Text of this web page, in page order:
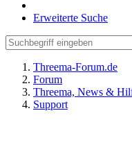
Erweiterte Suche
Threema-Forum.de
Forum
Threema, News &
Support